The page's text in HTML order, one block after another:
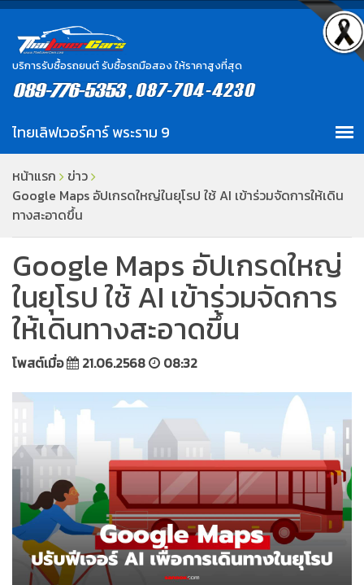
บริการรับซื้อรถยนต์ รับซื้อรถมือสอง ให้ราคาสูงที่สุด
หน้าแรก
ข่าว
Google Maps อัปเกรดใหญ่ในยุโรป ใช้ AI เข้าร่วมจัดการให้เดิน
ทางสะอาดขึ้น
Google Maps อัปเกรดใหญ่
ในยุโรป ใช้ AI เข้าร่วมจัดการ
ให้เดินทางสะอาดขึ้น
โพสต์เมื่อ 21.06.2568 08:32